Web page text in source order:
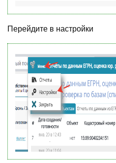
Перейдите в настройки